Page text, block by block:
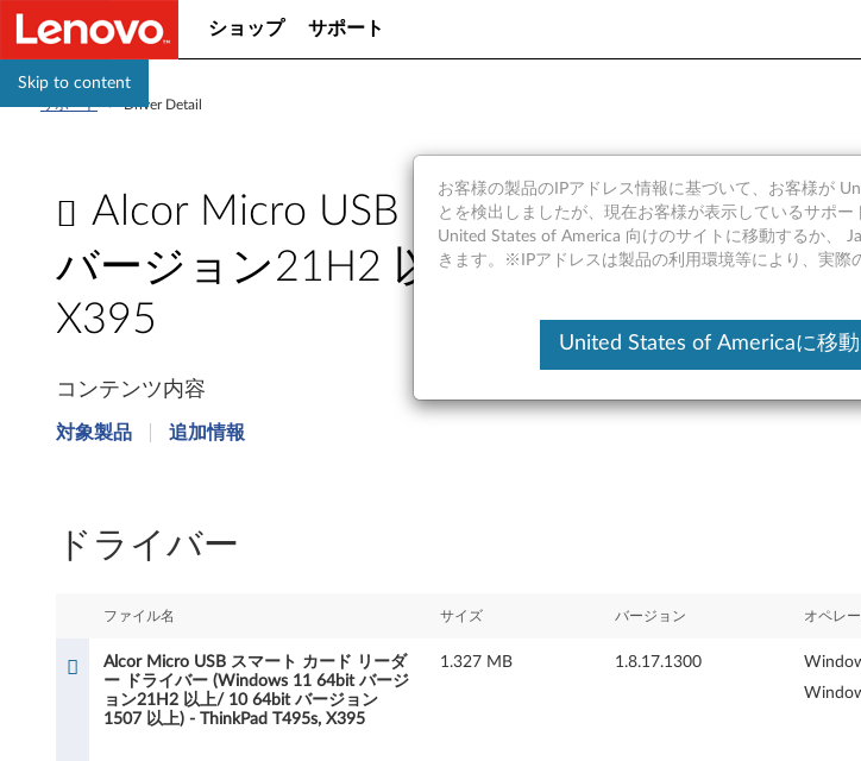
Skip to content
ショップ サポート
サポート >Driver Detail
Alcor Micro USB スマート カード リー
バージョン21H2 以上/ 10 64bit バージョ
X395
l
r
コンテンツ内容
対象製品 追加情報
ドライバー
ファイル名 サイズ バージョン オペレ
Alcor Micro USB スマート カード リーダ
ー ドライバー (Windows 11 64bit バージ
ョン21H2 以上/ 10 64bit バージョン
1507 以上) - ThinkPad T495s, X395
1.327 MB 1.8.17.1300
お客様の製品のIPアドレス情報に基づいて、お客様が
とを検出しましたが、現在お客様が表示しているサポー
United States of America 向けのサイトに移動するか、
きます。※IPアドレスは製品の利用環境等により、実際
United States of Americaに移動